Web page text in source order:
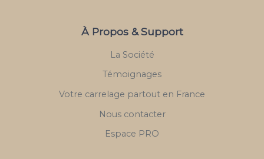
À Propos & Support
La Société
Témoignages
Votre carrelage partout en France
Nous contacter
Espace PRO